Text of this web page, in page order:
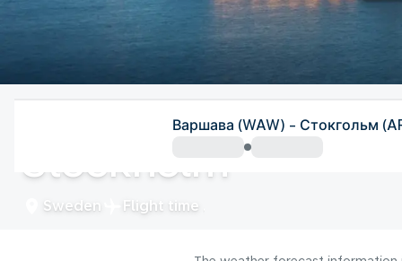
Stockholm
Sweden Flight time
Варшава (WAW) - Стокгольм